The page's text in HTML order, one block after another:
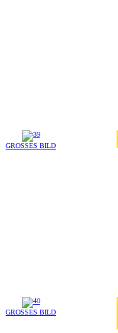
GROSSES BILD
GROSSES BILD